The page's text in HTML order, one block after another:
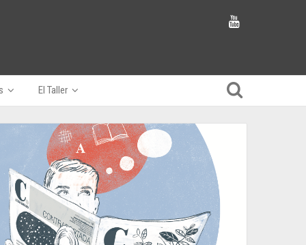
El Taller